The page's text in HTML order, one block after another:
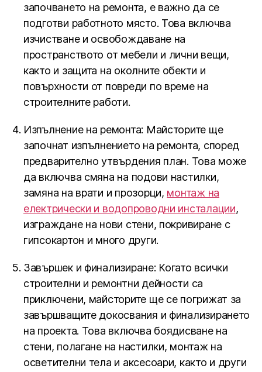
започването на ремонта, е важно да се
подготви работното място. Това включва
изчистване и освобождаване на
пространството от мебели и лични вещи,
както и защита на околните обекти и
повърхности от повреди по време на
строителните работи.
Изпълнение на ремонта: Майсторите ще
започнат изпълнението на ремонта, според
предварително утвърдения план. Това може
да включва смяна на подови настилки,
замяна на врати и прозорци, монтаж на
електрически и водопроводни инсталации,
изграждане на нови стени, покривиране с
гипсокартон и много други.
Завършек и финализиране: Когато всички
строителни и ремонтни дейности са
приключени, майсторите ще се погрижат за
завършващите докосвания и финализирането
на проекта. Това включва боядисване на
стени, полагане на настилки, монтаж на
осветителни тела и аксесоари, както и други